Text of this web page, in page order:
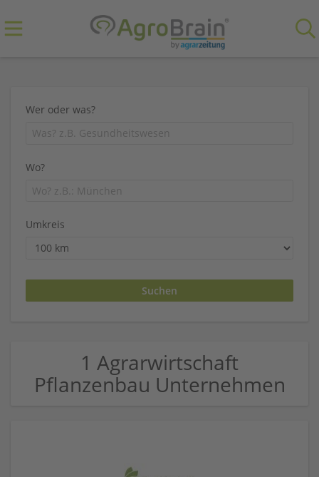
Wer oder was?
Wo?
Umkreis
1 Agrarwirtschaft
Pflanzenbau Unternehmen